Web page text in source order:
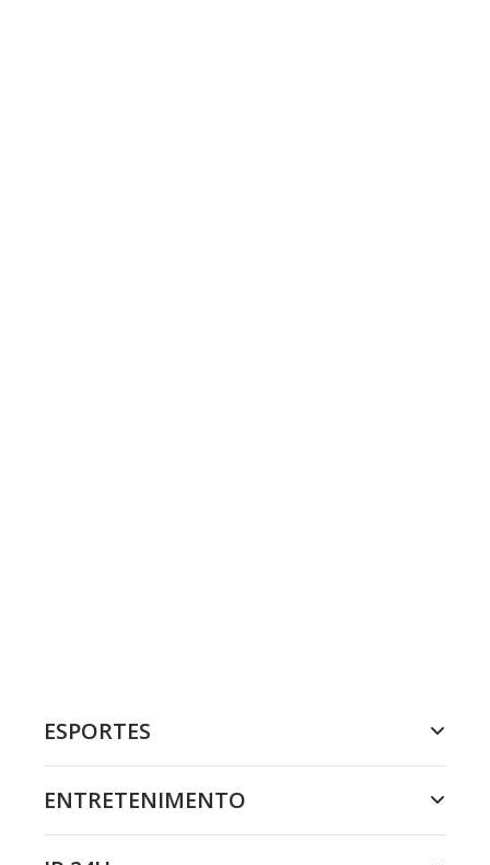
ESPORTES
ENTRETENIMENTO